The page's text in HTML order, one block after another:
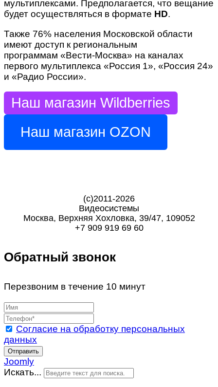
мультиплексами. Предполагается, что вещание
будет осуществляться в формате HD.
Также 76% населения Московской области
имеют доступ к региональным
программам «Вести-Москва» на каналах
первого мультиплекса «Россия 1», «Россия 24»
и «Радио России».
Наш магазин Wildberries
Наш магазин OZON
(с)2011-2026
Видеосистемы
Москва, Верхняя Хохловка, 39/47, 109052
+7 909 919 69 60
Обратный звонок
Перезвоним в течение 10 минут
Согласие на обработку персональных
данных
Отправить
Joomly
Искать...